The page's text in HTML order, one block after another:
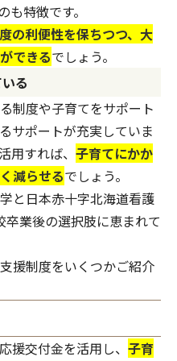
も特徴です。
の利便性を保ちつつ、大
できるでしょう。
る
制度や子育てをサポート
サポートが充実していま
用すれば、 子育てにかか
減らせるでしょう。
と日本赤十字北海道看護
業後の選択肢に恵まれて
援制度をいくつかご紹介
援交付金を活用し、 子育